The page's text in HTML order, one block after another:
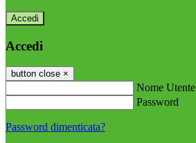
Accedi
Accedi
button close ×
Nome Utente
Password
Password dimenticata?